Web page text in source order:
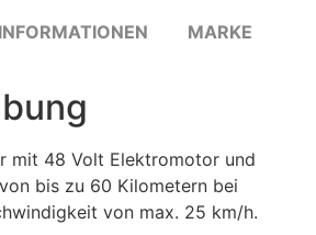
MARKE
mit 48 Volt Elektromotor und
bis zu 60 Kilometern bei
von max. 25 km/h.